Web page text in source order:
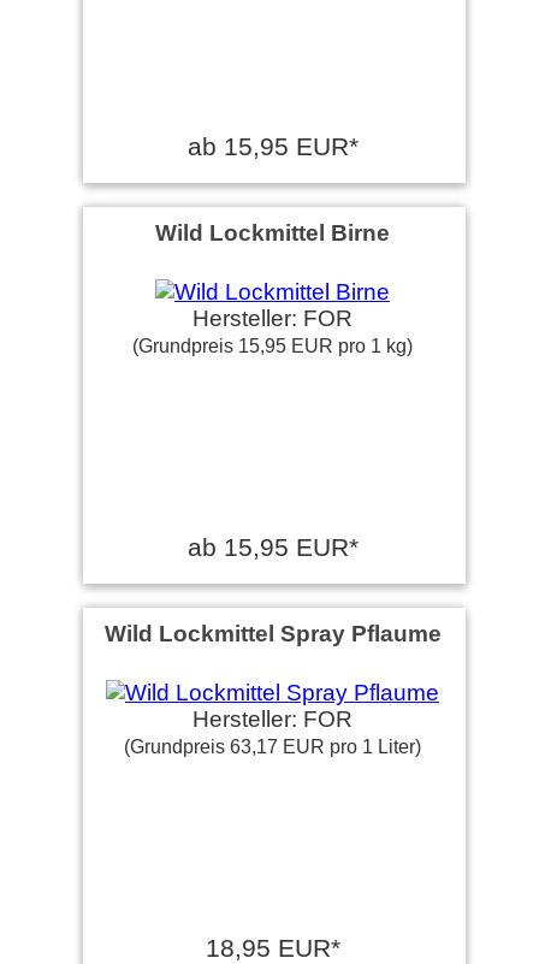
ab 15,95 EUR*
Wild Lockmittel Birne
Hersteller: FOR
(Grundpreis 15,95 EUR pro 1 kg)
ab 15,95 EUR*
Wild Lockmittel Spray Pflaume
Hersteller: FOR
(Grundpreis 63,17 EUR pro 1 Liter)
18,95 EUR*